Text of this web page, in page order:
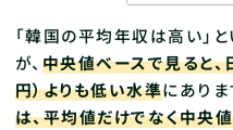
「韓国の平均年収は高い」
が、 中央値ベースで見ると
円）よりも低い水準にありま
は、平均値だけでなく中央